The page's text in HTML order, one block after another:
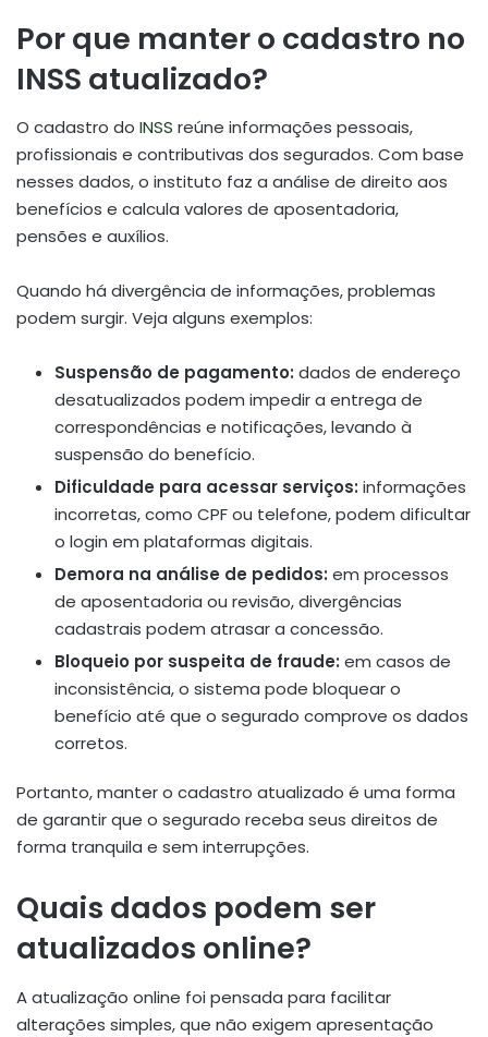
Por que manter o cadastro no
INSS atualizado?
O cadastro do INSS reúne informações pessoais,
profissionais e contributivas dos segurados. Com base
nesses dados, o instituto faz a análise de direito aos
benefícios e calcula valores de aposentadoria,
pensões e auxílios.
Quando há divergência de informações, problemas
podem surgir. Veja alguns exemplos:
Suspensão de pagamento: dados de endereço
desatualizados podem impedir a entrega de
correspondências e notificações, levando à
suspensão do benefício.
Dificuldade para acessar serviços: informações
incorretas, como CPF ou telefone, podem dificultar
o login em plataformas digitais.
Demora na análise de pedidos: em processos
de aposentadoria ou revisão, divergências
cadastrais podem atrasar a concessão.
Bloqueio por suspeita de fraude: em casos de
inconsistência, o sistema pode bloquear o
benefício até que o segurado comprove os dados
corretos.
Portanto, manter o cadastro atualizado é uma forma
de garantir que o segurado receba seus direitos de
forma tranquila e sem interrupções.
Quais dados podem ser
atualizados online?
A atualização online foi pensada para facilitar
alterações simples, que não exigem apresentação